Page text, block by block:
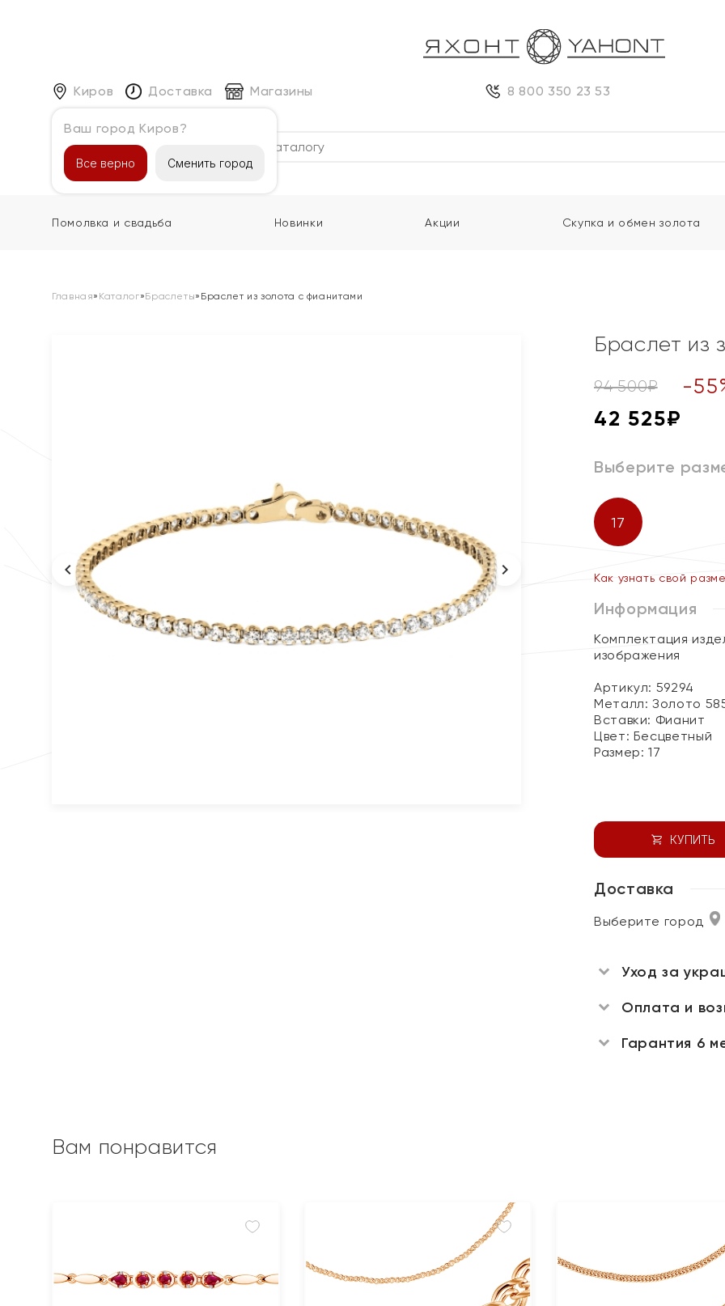
Киров
Ваш город Киров?
Все верно Сменить город
Доставка Магазины 8 800 350 23 53
Каталог
Помолвка и свадьба Новинки Акции Скупка и обмен золота
Главная» Каталог»Браслеты» Браслет из золота с фианитами
Браслет из
94 500₽ -55
42 525₽
Выберите
17
Как узнать свой
Информация
Комплектация
изображения
Артикул: 59294
Металл:Золото
Вставки: Фианит
Цвет: Бесцветный
Размер:17
КУПИТЬ
Доставка
Выберите город
Уход за
Оплата и
Гарантия 6
Вам понравится